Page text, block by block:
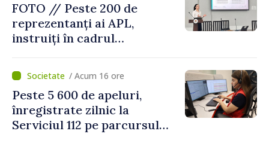
FOTO // Peste 200 de
reprezentanți ai APL,
instruiți în cadrul
Mediu privind aplicarea a
două regulamente din
domeniu
/ Acum 16 ore
Peste 5 600 de apeluri,
înregistrate zilnic la
Serviciul 112 pe parcursul